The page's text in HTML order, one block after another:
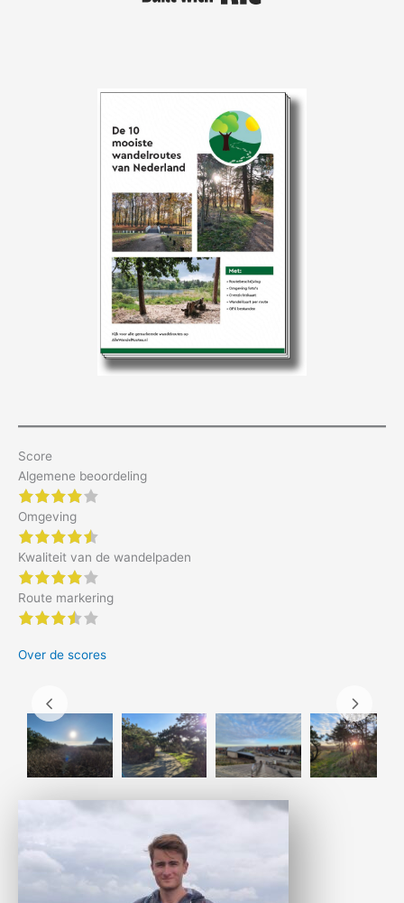
Score
Algemene beoordeling
Omgeving
Kwaliteit van de wandelpaden
Route markering
Over de scores